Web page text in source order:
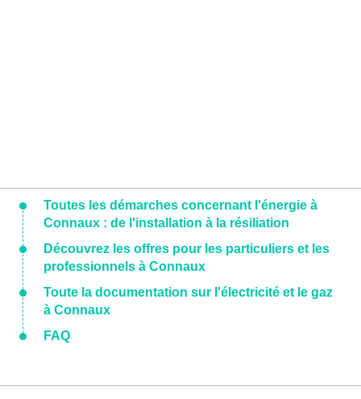
Toutes les démarches concernant l'énergie à
Connaux : de l'installation à la résiliation
Découvrez les offres pour les particuliers et les
professionnels à Connaux
Toute la documentation sur l'électricité et le gaz
à Connaux
FAQ